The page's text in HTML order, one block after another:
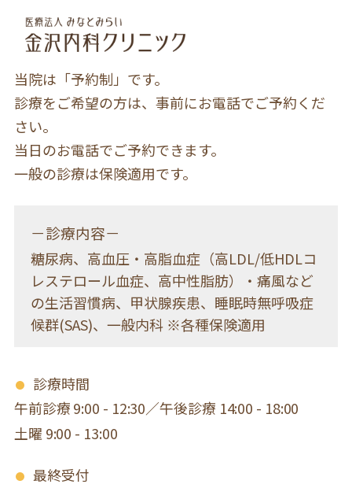
当院は「予約制」です。
診療をご希望の方は、事前にお電話でご予約くだ
さい。
当日のお電話でご予約できます。
一般の診療は保険適用です。
－診療内容－
糖尿病、高血圧・高脂血症（高LDL/低HDLコ
レステロール血症、高中性脂肪）・痛風など
の生活習慣病、甲状腺疾患、睡眠時無呼吸症
候群(SAS)、一般内科 ※各種保険適用
診療時間
午前診療 9:00 - 12:30／午後診療 14:00 - 18:00
土曜 9:00 - 13:00
最終受付